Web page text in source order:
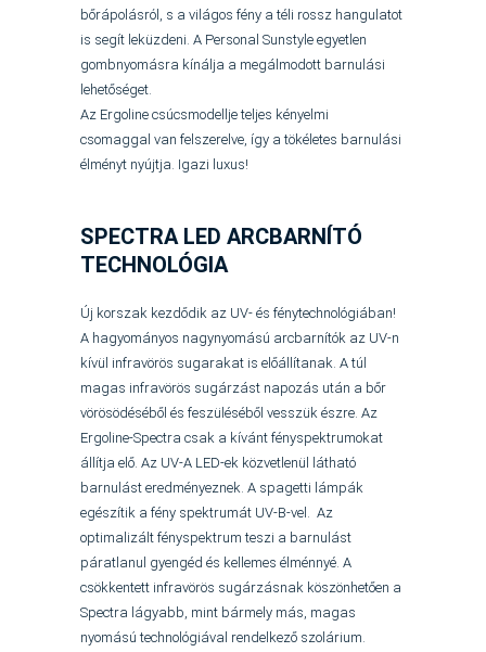
bőrápolásról, s a világos fény a téli rossz hangulatot
is segít leküzdeni. A Personal Sunstyle egyetlen
gombnyomásra kínálja a megálmodott barnulási
lehetőséget.
Az Ergoline csúcsmodellje teljes kényelmi
csomaggal van felszerelve, így a tökéletes barnulási
élményt nyújtja. Igazi luxus!
SPECTRA LED ARCBARNÍTÓ
TECHNOLÓGIA
Új korszak kezdődik az UV- és fénytechnológiában!
A hagyományos nagynyomású arcbarnítók az UV-n
kívül infravörös sugarakat is előállítanak. A túl
magas infravörös sugárzást napozás után a bőr
vörösödéséből és feszüléséből vesszük észre. Az
Ergoline-Spectra csak a kívánt fényspektrumokat
állítja elő. Az UV-A LED-ek közvetlenül látható
barnulást eredményeznek. A spagetti lámpák
egészítik a fény spektrumát UV-B-vel. Az
optimalizált fényspektrum teszi a barnulást
páratlanul gyengéd és kellemes élménnyé. A
csökkentett infravörös sugárzásnak köszönhetően a
Spectra lágyabb, mint bármely más, magas
nyomású technológiával rendelkező szolárium.